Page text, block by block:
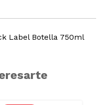
Label Botella 750ml